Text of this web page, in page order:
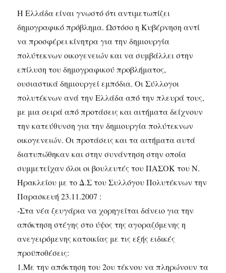
Η Ελλάδα είναι γνωστό ότι αντιμετωπίζει
δημογραφικό πρόβλημα. Ωστόσο η Κυβέρνηση αντί
να προσφέρει κίνητρα για την δημιουργία
πολύτεκνων οικογενειών και να συμβάλλει στην
επίλυση του δημογραφικού προβλήματος,
ουσιαστικά δημιουργεί εμπόδια. Οι Σύλλογοι
πολυτέκνων ανά την Ελλάδα από την πλευρά τους,
με μια σειρά από προτάσεις και αιτήματα δείχνουν
την κατεύθυνση για την δημιουργία πολύτεκνων
οικογενειών. Οι προτάσεις και τα αιτήματα αυτά
διατυπώθηκαν και στην συνάντηση στην οποία
συμμετείχαν όλοι οι βουλευτές του ΠΑΣΟΚ του Ν.
Ηρακλείου με το Δ.Σ του Συλλόγου Πολυτέκνων την
Παρασκευή 23.11.2007 :
-Στα νέα ζευγάρια να χορηγείται δάνειο για την
απόκτηση στέγης στο ύψος της αγοραζόμενης η
ανεγειρόμενης κατοικίας με τις εξής ειδικές
προϋποθέσεις:
1.Με την απόκτηση του 2ου τέκνου να πληρώνουν τα